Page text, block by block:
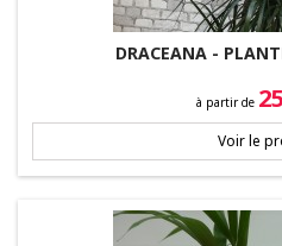
DRACEANA -
Prix
à partir de
Voir le